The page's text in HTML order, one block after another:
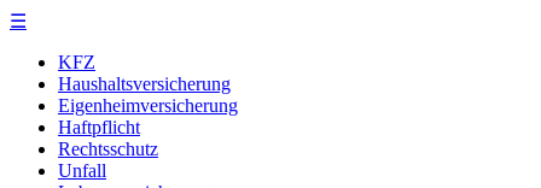
☰
KFZ
Haushaltsversicherung
Eigenheimversicherung
Haftpflicht
Rechtsschutz
Unfall